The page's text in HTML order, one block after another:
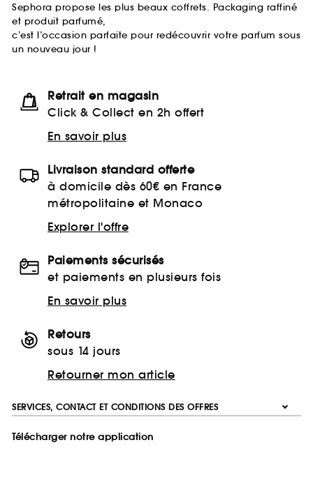
Sephora propose les plus beaux coffrets. Packaging raffiné
et produit parfumé,
c’est l’occasion parfaite pour redécouvrir votre parfum sous
un nouveau jour !
Retrait en magasin
Click & Collect en 2h offert
En savoir plus
Livraison standard offerte
à domicile dès 60€ en France
métropolitaine et Monaco
Explorer l'offre
Paiements sécurisés
et paiements en plusieurs fois
En savoir plus
Retours
sous 14 jours
Retourner mon article
SERVICES, CONTACT ET CONDITIONS DES OFFRES
Télécharger notre application